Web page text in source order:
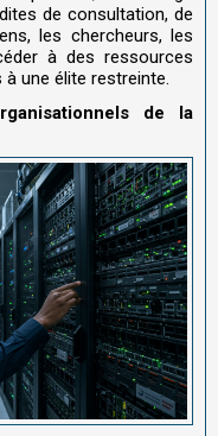
de consultation, de
les chercheurs, les
à des ressources
une élite restreinte.
de la